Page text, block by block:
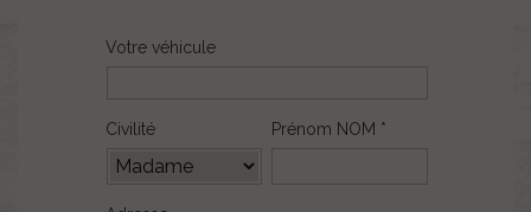
Votre véhicule
Civilité Prénom NOM *